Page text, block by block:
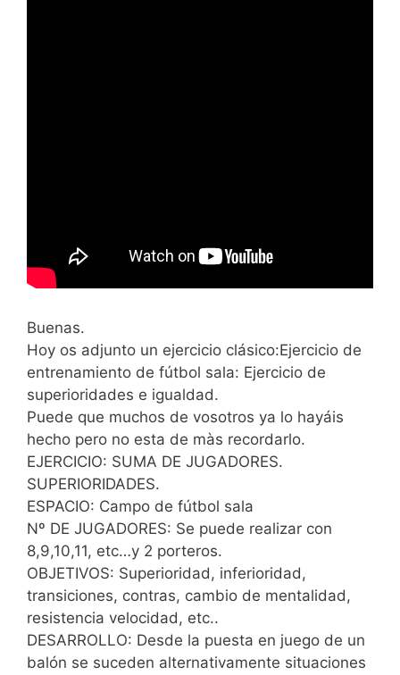
Buenas.
Hoy os adjunto un ejercicio clásico:Ejercicio de
entrenamiento de fútbol sala: Ejercicio de
superioridades e igualdad.
Puede que muchos de vosotros ya lo hayáis
hecho pero no esta de màs recordarlo.
EJERCICIO: SUMA DE JUGADORES.
SUPERIORIDADES.
ESPACIO: Campo de fútbol sala
Nº DE JUGADORES: Se puede realizar con
8,9,10,11, etc…y 2 porteros.
OBJETIVOS: Superioridad, inferioridad,
transiciones, contras, cambio de mentalidad,
resistencia velocidad, etc..
DESARROLLO: Desde la puesta en juego de un
balón se suceden alternativamente situaciones